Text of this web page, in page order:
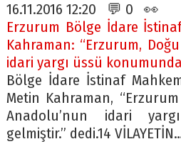
16.11.2016 12:20 💬 0 👀
Erzurum Bölge İdare
Kahraman: “Erzurum,
idari yargı üssü
Bölge İdare İstinaf
Metin Kahraman,
Anadolu’nun idari
gelmiştir.” dedi.14